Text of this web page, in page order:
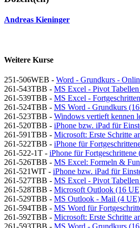
Andreas Kieninger
Weitere Kurse
251-506WEB - Word - Grundkurs -
261-543TBB - MS Excel - Pivot
261-539TBB - MS Excel -
261-524TBB - MS Word - Grundkurs
261-523TBB - Windows vertieft kennen
261-520TBB - iPhone bzw. iPad für
261-591TBB - Microsoft: Erste Schritte
261-522TBB - iPhone für
261-522-1T - iPhone für Fortgeschrittene
261-526TBB - MS Excel: Formeln &
261-521WIT - iPhone bzw. iPad für
261-527TBB - MS Excel - Pivot
261-528TBB - Microsoft Outlook (16
261-529TBB - MS Outlook - Mail (4 UE)
261-594TBB - MS Word für
261-592TBB - Microsoft: Erste Schritte
261-593TBB - MS Word - Grundkurs